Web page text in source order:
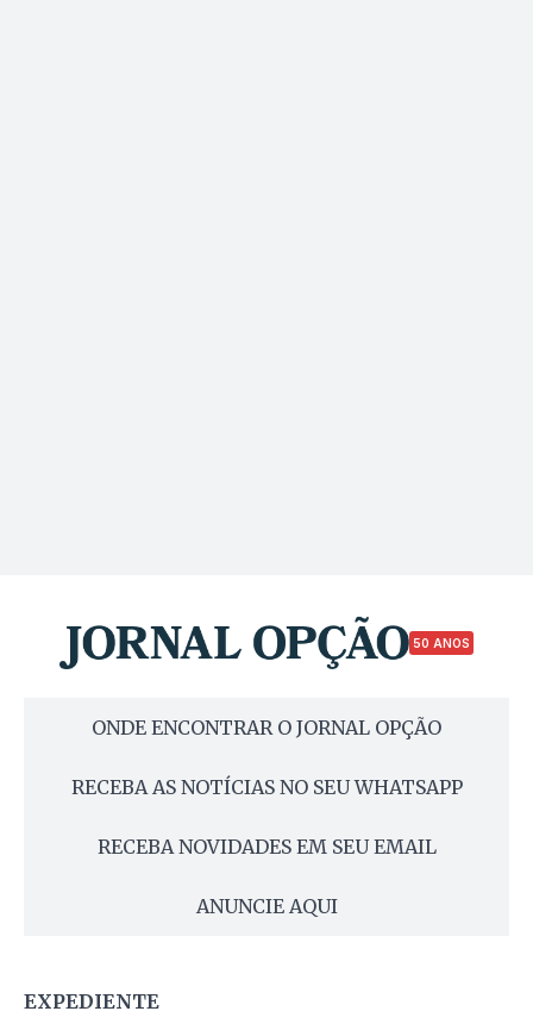
50 ANOS
ONDE ENCONTRAR O JORNAL OPÇÃO
RECEBA AS NOTÍCIAS NO SEU WHATSAPP
RECEBA NOVIDADES EM SEU EMAIL
ANUNCIE AQUI
EXPEDIENTE